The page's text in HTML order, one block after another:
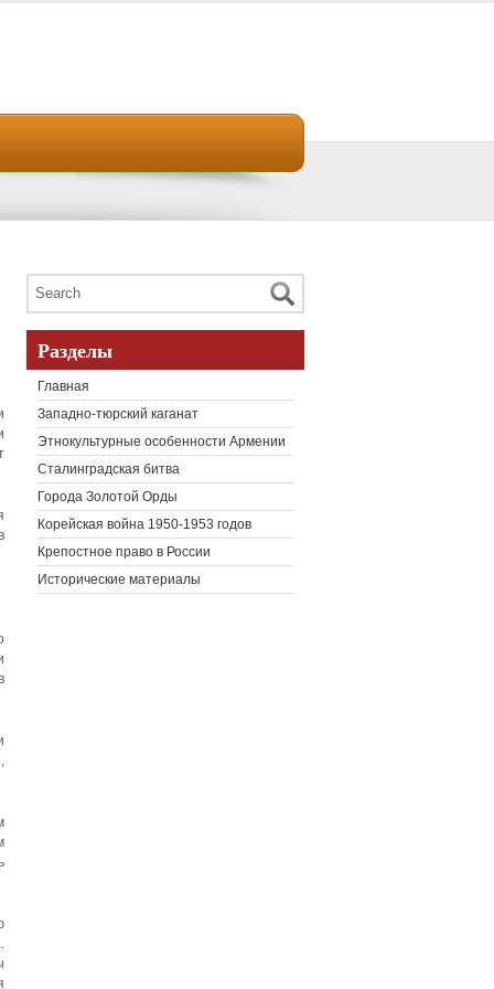
Разделы
Главная
Западно-тюрский каганат
Этнокультурные особенности Армении
Сталинградская битва
Города Золотой Орды
Корейская война 1950-1953 годов
Крепостное право в России
Исторические материалы